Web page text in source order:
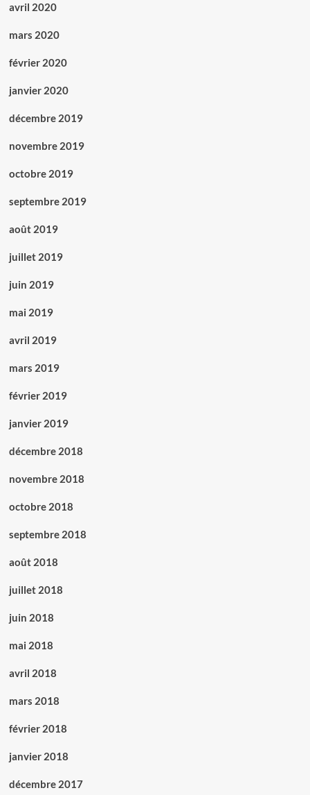
avril 2020
mars 2020
février 2020
janvier 2020
décembre 2019
novembre 2019
octobre 2019
septembre 2019
août 2019
juillet 2019
juin 2019
mai 2019
avril 2019
mars 2019
février 2019
janvier 2019
décembre 2018
novembre 2018
octobre 2018
septembre 2018
août 2018
juillet 2018
juin 2018
mai 2018
avril 2018
mars 2018
février 2018
janvier 2018
décembre 2017